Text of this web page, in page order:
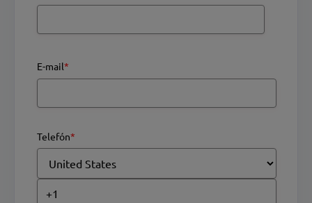
E-mail*
Telefón*